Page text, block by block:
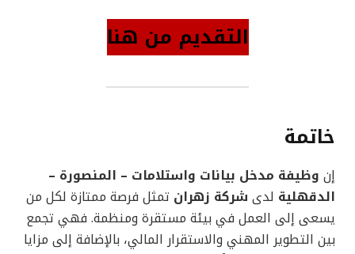
التقديم من هنا
خاتمة
إن وظيفة مدخل بيانات واستلامات – المنصورة –
الدقهلية لدى شركة زهران تمثل فرصة ممتازة لكل من
يسعى إلى العمل في بيئة مستقرة ومنظمة. فهي تجمع
بين التطوير المهني والاستقرار المالي، بالإضافة إلى مزايا